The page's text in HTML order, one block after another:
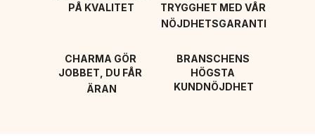
PÅ KVALITET
TRYGGHET MED VÅR
NÖJDHETSGARANTI
CHARMA GÖR
JOBBET, DU FÅR
ÄRAN
BRANSCHENS
HÖGSTA
KUNDNÖJDHET